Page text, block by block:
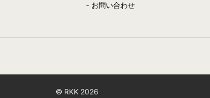
お問い合わせ
© RKK 2026